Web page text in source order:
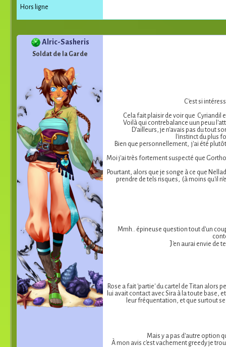
Hors ligne
Alric-Sasheris
Soldat de la Garde
C'est si
Cela fait plaisir de voir que Cyriandil
Voilà qui contrebalance uun peuu
D'ailleurs, je n'avais pas du tout
l'instinct du plus
Bien que personnellement, j'ai été
Moi j'ai très fortement suspecté que
Pourtant, alors que je songe à ce que
prendre de tels risques, (à moins qu'il
Mmh.. épineuse question tout d'un
J 'en aurai envie de
Rose a fait 'partie' du cartel de Titan alors
lui avait contact avec Sira à la toute base,
leur fréquentation, et que surtout
Mais y a pas d'autre option
À mon avis c'est vachement greedy je